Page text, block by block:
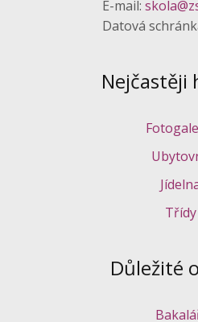
E-mail:
Datová
Nejčastěji
Třídy
Důležité